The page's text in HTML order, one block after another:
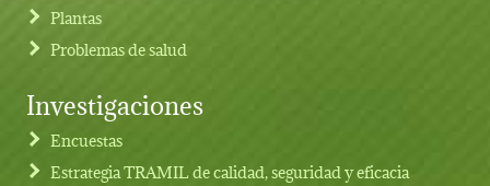
Footer menu
Plantas
Problemas de salud
Investigaciones
Encuestas
Estrategia TRAMIL de calidad, seguridad y eficacia